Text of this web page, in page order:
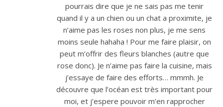
pourrais dire que je ne sais pas me tenir
quand il y a un chien ou un chat a proximite, je
n’aime pas les roses non plus, je me sens
moins seule hahaha ! Pour me faire plaisir, on
peut m’offrir des fleurs blanches (autre que
rose donc). Je n’aime pas faire la cuisine, mais
j’essaye de faire des efforts… mmmh. Je
découvre que l’océan est très important pour
moi, et j’espere pouvoir m’en rapprocher